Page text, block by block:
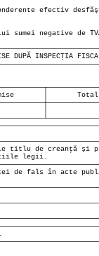
efectiv
negative de
DUPĂ
│
titlu de creanţă şi
legii.
de fals în acte